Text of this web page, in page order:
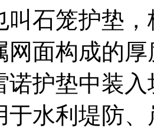
叫石笼护垫
网面构成的
诺护垫中装
于水利堤防